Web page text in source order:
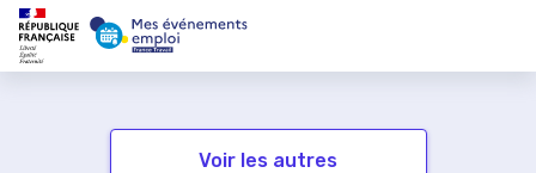
Voir les autres